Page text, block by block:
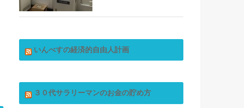
いんべすの経済的自由人計画
３０代サラリーマンのお金の貯め方